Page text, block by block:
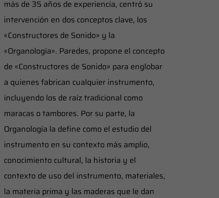
más de 35 años de experiencia, centró su
intervención en dos conceptos clave, los
«Constructores de Sonido» y la
«Organología». Paredes, propone el concepto
de «Constructores de Sonido» para englobar
a quienes fabrican cualquier instrumento,
incluyendo los de raíz tradicional como
maracas o tambores. Por su parte, la
Organología la define como el estudio del
instrumento en su contexto más amplio,
conocimiento cultural, la historia y el
contexto de uso del instrumento, materiales,
la materia prima y las maderas que le dan